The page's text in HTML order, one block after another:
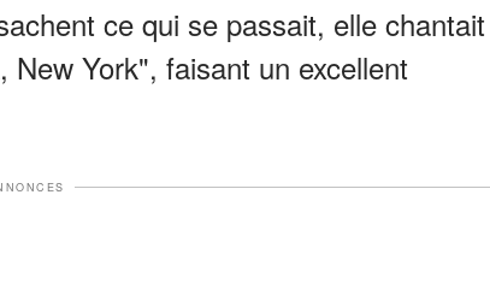
ce qui se passait, elle chantait
York", faisant un excellent